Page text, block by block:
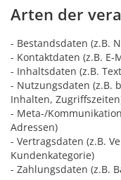
Arten der
- Bestandsdaten (z.B.
- Kontaktdaten (z.B.
- Inhaltsdaten (z.B.
- Nutzungsdaten (z.B.
Inhalten,
- Meta-/
Adressen)
- Vertragsdaten (z.B.
Kundenkategorie)
- Zahlungsdaten (z.B.